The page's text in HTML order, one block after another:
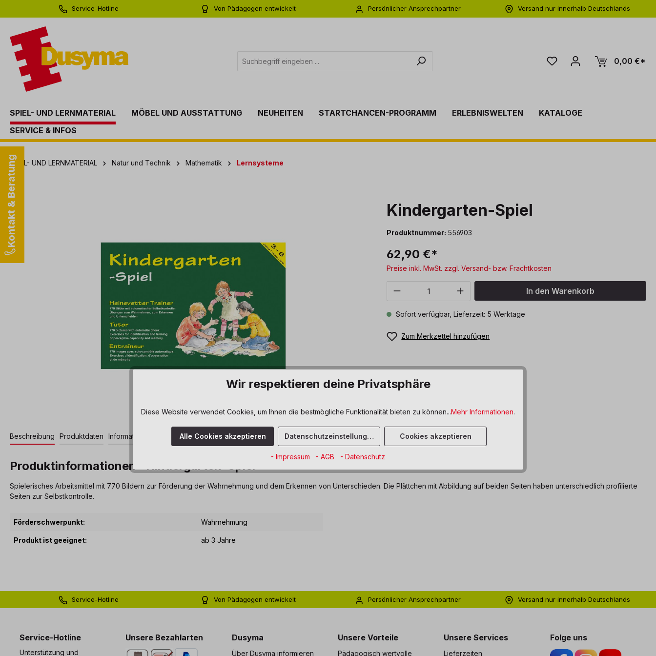
Zur Hauptnavigation springen
Service-Hotline
Von Pädagogen entwickelt
Persönlicher Ansprechpartner
Versand nur innerhalb Deutschlands
0,00 €*
SPIEL- UND LERNMATERIAL MÖBEL UND AUSSTATTUNG NEUHEITEN STARTCHANCEN-PROGRAMM ERLEBNISWELTEN
KATALOGE
SERVICE & INFOS
Kontakt & Beratung
SPIEL- UND LERNMATERIAL Natur und Technik Mathematik Lernsysteme
Bildergalerie überspringen Kindergarten-Spiel
Produktnummer: 556903
62,90 €*
Preise inkl. MwSt. zzgl. Versand- bzw. Frachtkosten
Produkt Anzahl: Gib den gewünschten Wert
In den Warenkorb
Sofort verfügbar, Lieferzeit: 5 Werktage
Zum Merkzettel hinzufügen
Beschreibung Produktdaten Informationen und Hinweise
Produktinformationen "Kindergarten-Spiel"
Spielerisches Arbeitsmittel mit 770 Bildern zur Förderung der Wahrnehmung und dem Erkennen von Unterschieden. Die Plättchen mit Abbildung auf beiden Seiten haben unterschiedlich profilierte
Seiten zur Selbstkontrolle.
Förderschwerpunkt: Wahrnehmung
Produkt ist geeignet: ab 3 Jahre
Service-Hotline
Von Pädagogen entwickelt
Persönlicher Ansprechpartner
Versand nur innerhalb Deutschlands
Service-Hotline
Unterstützung und
Unsere Bezahlarten Dusyma
Über Dusyma informieren
Unsere Vorteile
Pädagogisch wertvolle
Unsere Services
Lieferzeiten
Folge uns
Wir respektieren deine Privatsphäre
Diese Website verwendet Cookies, um Ihnen die bestmögliche Funktionalität bieten zu können...Mehr Informationen.
Alle Cookies akzeptieren Datenschutzeinstellungen Cookies akzeptieren
- Impressum - AGB - Datenschutz